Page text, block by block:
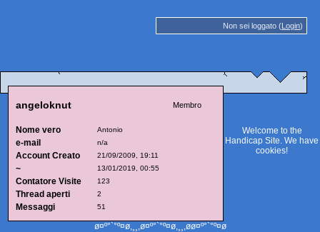
Non sei loggato (Login)
angeloknut Membro
Nome vero Antonio
e-mail n/a
Account Creato 21/09/2009, 19:11
~ 13/01/2019, 00:55
Contatore Visite 123
Thread aperti 2
Messaggi 51
Welcome to the
Handicap Site. We have
cookies!
ø¤º°`°º¤ø,¸¸,ø¤º°`°º¤ø,¸¸,øø¤º°`°º¤ø